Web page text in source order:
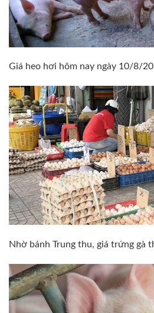
Giá heo hơi hôm nay ngày 10/8/
Nhờ bánh Trung thu, giá trứng gà